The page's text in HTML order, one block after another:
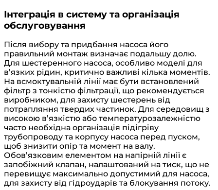
Інтеграція в систему та організація
обслуговування
Після вибору та придбання насоса його
правильний монтаж визначає подальшу долю.
Для шестеренного насоса, особливо моделі для
в’язких рідин, критично важливі кілька моментів.
На всмоктувальній лінії має бути встановлений
фільтр з тонкістю фільтрації, що рекомендується
виробником, для захисту шестерень від
потрапляння твердих частинок. Для середовищ з
високою в’язкістю або температурозалежністю
часто необхідна організація підігріву
трубопроводу та корпусу насоса перед пуском,
щоб знизити опір та момент на валу.
Обов’язковим елементом на напірній лінії є
запобіжний клапан, налаштований на тиск, що не
перевищує максимально допустимий для насоса,
для захисту від гідроударів та блокування потоку.